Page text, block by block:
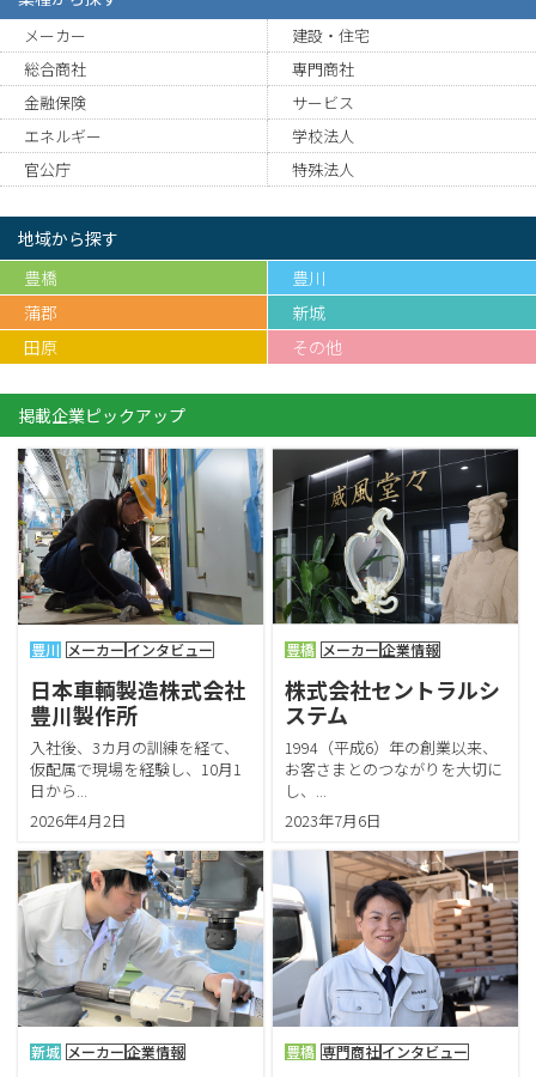
メーカー
建設・住宅
総合商社
専門商社
金融保険
サービス
エネルギー
学校法人
官公庁
特殊法人
地域から探す
豊橋
豊川
蒲郡
新城
田原
その他
掲載企業ピックアップ
豊川 メーカーインタビュー
日本車輌製造株式会社
豊川製作所
入社後、3カ月の訓練を経て、
仮配属で現場を経験し、10月1
日から...
2026年4月2日
豊橋 メーカー企業情報
株式会社セントラルシ
ステム
1994（平成6）年の創業以来、
お客さまとのつながりを大切に
し、...
2023年7月6日
新城 メーカー企業情報 豊橋 専門商社インタビュー